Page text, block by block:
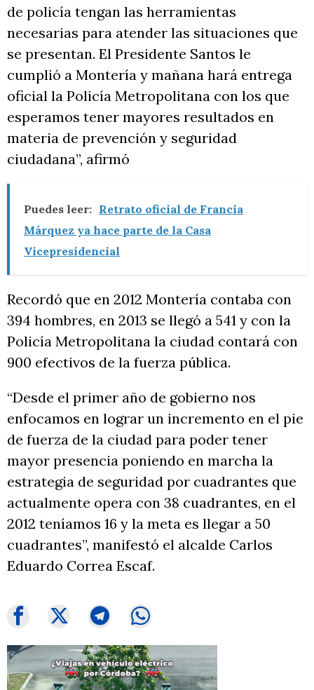
de policía tengan las herramientas
necesarias para atender las situaciones que
se presentan. El Presidente Santos le
cumplió a Montería y mañana hará entrega
oficial la Policía Metropolitana con los que
esperamos tener mayores resultados en
materia de prevención y seguridad
ciudadana”, afirmó
Puedes leer: Retrato oficial de Francia
Márquez ya hace parte de la Casa
Vicepresidencial
Recordó que en 2012 Montería contaba con
394 hombres, en 2013 se llegó a 541 y con la
Policía Metropolitana la ciudad contará con
900 efectivos de la fuerza pública.
“Desde el primer año de gobierno nos
enfocamos en lograr un incremento en el pie
de fuerza de la ciudad para poder tener
mayor presencia poniendo en marcha la
estrategia de seguridad por cuadrantes que
actualmente opera con 38 cuadrantes, en el
2012 teníamos 16 y la meta es llegar a 50
cuadrantes”, manifestó el alcalde Carlos
Eduardo Correa Escaf.